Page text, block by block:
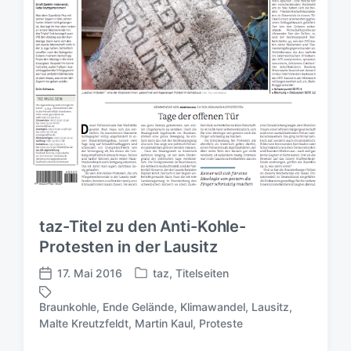
taz-Titel zu den Anti-Kohle-
Protesten in der Lausitz
V
e
r
ö
17. Mai 2016
V
r
ö
taz, Titelseiten
S
Braunkohle, Ende Gelände, Klimawandel, Lausitz,
Malte Kreutzfeldt, Martin Kaul, Proteste